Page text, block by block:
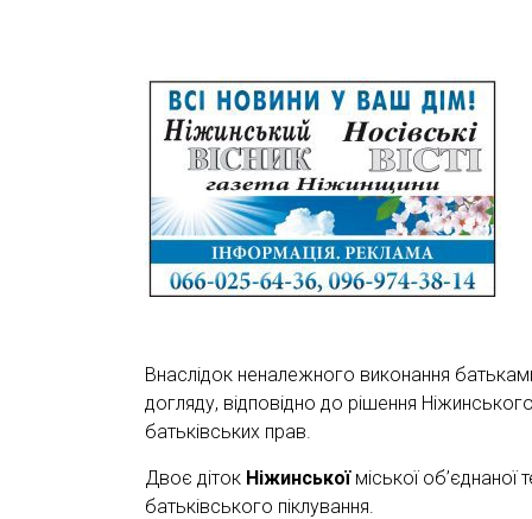
Внаслідок неналежного виконання
догляду, відповідно до рішення
батьківських прав.
Двоє діток Ніжинської міської
батьківського піклування.